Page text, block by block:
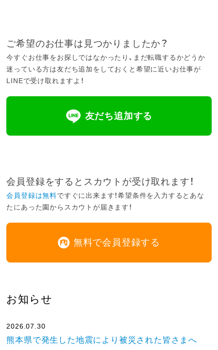
ご希望のお仕事は見つかりましたか？
今すぐお仕事をお探しではなかったり、まだ転職するかどうか
迷っている方は友だち追加をしておくと希望に近いお仕事が
LINEで受け取れますよ！
友だち追加する
会員登録をするとスカウトが受け取れます！
会員登録は無料ですぐに出来ます！希望条件を入力するとあな
たにあった園からスカウトが届きます！
無料で会員登録する
お知らせ
2026.07.30
熊本県で発生した地震により被災された皆さまへ